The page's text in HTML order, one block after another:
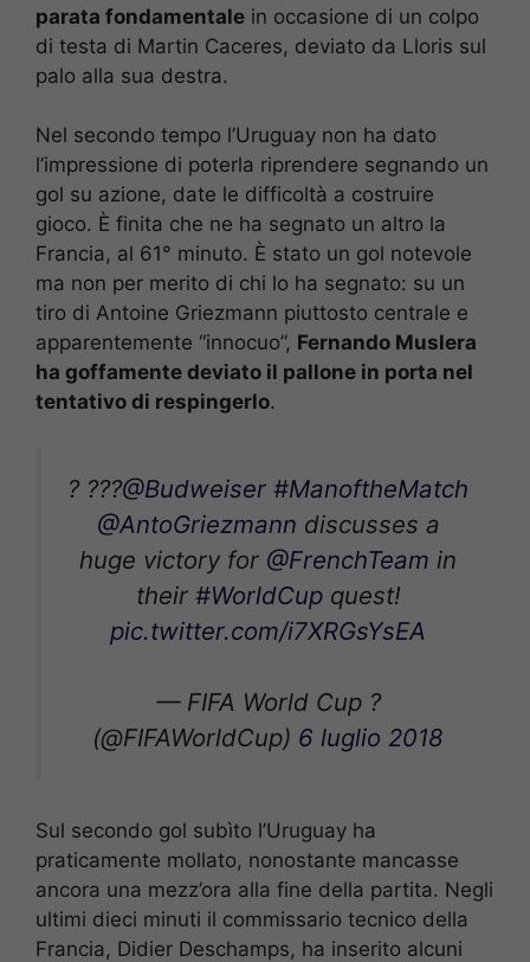
parata fondamentale in occasione di un colpo
di testa di Martin Caceres, deviato da Lloris sul
palo alla sua destra.
Nel secondo tempo l’Uruguay non ha dato
l’impressione di poterla riprendere segnando un
gol su azione, date le difficoltà a costruire
gioco. È finita che ne ha segnato un altro la
Francia, al 61° minuto. È stato un gol notevole
ma non per merito di chi lo ha segnato: su un
tiro di Antoine Griezmann piuttosto centrale e
apparentemente “innocuo”, Fernando Muslera
ha goffamente deviato il pallone in porta nel
tentativo di respingerlo.
? ???@Budweiser #ManoftheMatch
@AntoGriezmann discusses a
huge victory for @FrenchTeam in
their #WorldCupquest!
pic.twitter.com/i7XRGsYsEA
— FIFA World Cup ?
(@FIFAWorldCup) 6 luglio 2018
Sul secondo gol subìto l’Uruguay ha
praticamente mollato, nonostante mancasse
ancora una mezz’ora alla fine della partita. Negli
ultimi dieci minuti il commissario tecnico della
Francia, Didier Deschamps, ha inserito alcuni